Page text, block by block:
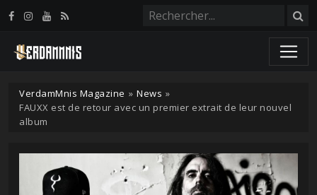
VerdamMnis Magazine » News »
FAUXX est de retour avec un premier extrait de leur nouvel
album
Panneau de gestion des cookies